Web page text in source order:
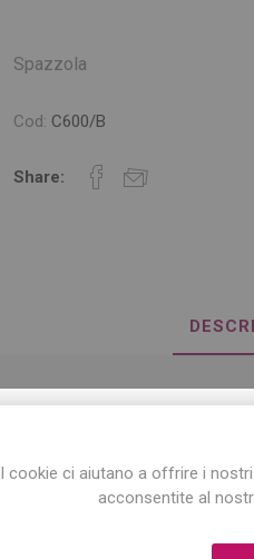
Iscriviti per conoscere
Spazzola
Cod: C600/B
Share:
I cookie ci aiutano a offrire i
acconsentite al